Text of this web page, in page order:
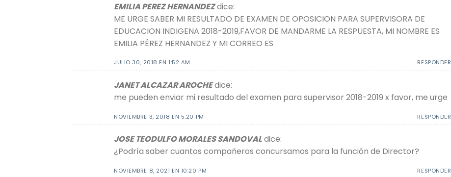
EMILIA PEREZ HERNANDEZdice:
ME URGE SABER MI RESULTADO DE EXAMEN DE OPOSICION PARA SUPERVISORA DE
EDUCACION INDIGENA 2018-2019,FAVOR DE MANDARME LA RESPUESTA, MI NOMBRE ES
EMILIA PÉREZ HERNANDEZ Y MI CORREO ES
JULIO 30, 2018 EN 1:52 AM RESPONDER
JANET ALCAZAR AROCHEdice:
me pueden enviar mi resultado del examen para supervisor 2018-2019 x favor, me urge
NOVIEMBRE 3, 2018 EN 5:20 PM RESPONDER
JOSE TEODULFO MORALES SANDOVALdice:
¿Podría saber cuantos compañeros concursamos para la función de Director?
NOVIEMBRE 8, 2021 EN 10:20 PM RESPONDER